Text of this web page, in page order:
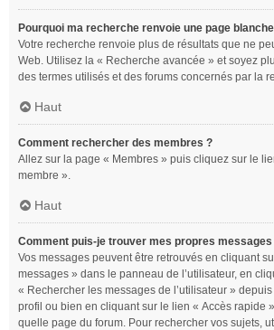
Pourquoi ma recherche renvoie une page
Votre recherche renvoie plus de résultats que ne
Web. Utilisez la « Recherche avancée » et soyez
des termes utilisés et des forums concernés par la
Haut
Comment rechercher des membres ?
Allez sur la page « Membres » puis cliquez sur le
membre ».
Haut
Comment puis-je trouver mes propres
Vos messages peuvent être retrouvés en cliquant
messages » dans le panneau de l’utilisateur, en
« Rechercher les messages de l’utilisateur »
profil ou bien en cliquant sur le lien « Accès rapide
quelle page du forum. Pour rechercher vos sujets,